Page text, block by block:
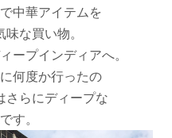
中華アイテムを
な買い物。
ープインディアへ。
何度か行ったの
さらにディープな
す。